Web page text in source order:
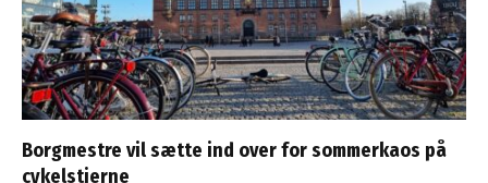
Borgmestre vil sætte ind over for sommerkaos på
cykelstierne